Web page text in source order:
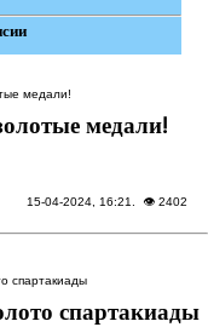
медали!
15-04-2024, 16:21 . 👁 2402
спартакиады